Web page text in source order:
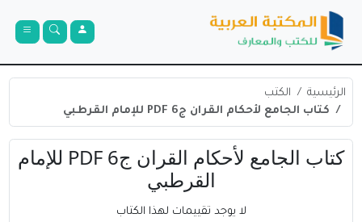
الرئيسية
الكتب
كتاب الجامع لأحكام القران ج6 PDF للإمام القرطبي
كتاب الجامع لأحكام القران ج6 PDF للإمام
القرطبي
لا يوجد تقييمات لهذا الكتاب